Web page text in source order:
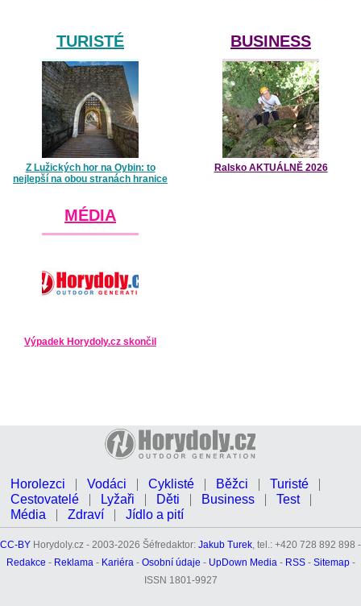
TURISTÉ
Z Lužických hor na Oybin: to
nejlepší na obou stranách hranice
BUSINESS
Ralsko AKTUÁLNĚ 2026
MÉDIA
Výpadek Horydoly.cz skončil
Horolezci Vodáci Cyklisté Běžci
Turisté
Cestovatelé
Lyžaři Děti Business
Test
Média
Zdraví Jídlo a pití
CC-BY Horydoly.cz - 2003-2026 Šéfredaktor: Jakub Turek, tel.: +420 728 892 898 -
Redakce - Reklama- Kariéra- Osobní údaje - UpDown Media- RSS- Sitemap-
ISSN 1801-9927